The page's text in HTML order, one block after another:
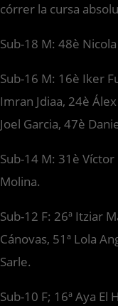
córrer la cursa
Sub-18 M: 48è
Sub-16 M: 16è Iker
Imran Jdiaa, 24è
Joel Garcia, 47è
Sub-14 M: 31è
Molina.
Sub-12 F: 26ª Itziar
Cánovas, 51ª Lola
Sarle.
Sub-10 F; 16ª Aya El